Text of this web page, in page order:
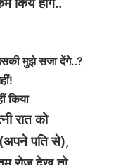
किये होंगे..
मुझे सजा देंगे..?
किया
रात को
पति से),